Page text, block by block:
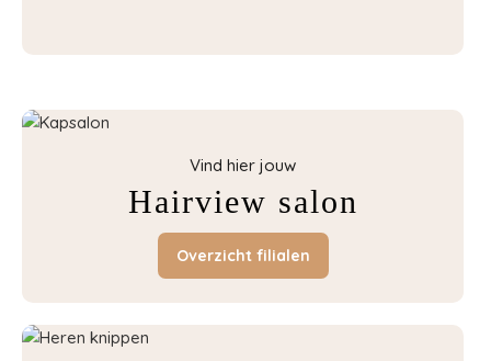
Vind hier jouw
Hairview salon
Overzicht filialen